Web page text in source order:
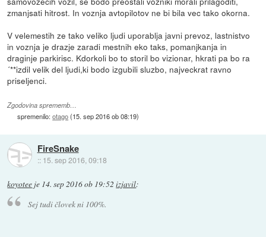
zmanjsati hitrost. In voznja avtopilotov ne bi bila vec tako okorna.
V velemestih ze tako veliko ljudi uporablja javni prevoz, lastnistvo
in voznja je drazje zaradi mestnih eko taks, pomanjkanja in
draginje parkirisc. Kdorkoli bo to storil bo vizionar, hkrati pa bo ra
´**izdil velik del ljudi,ki bodo izgubili sluzbo, najveckrat ravno
priseljenci.
Zgodovina sprememb…
spremenilo:otago(15. sep 2016 ob 08:19)
FireSnake
:: 15. sep 2016, 09:18
koyotee je 14. sep 2016 ob 19:52 izjavil:
Sej tudi človek ni 100%.